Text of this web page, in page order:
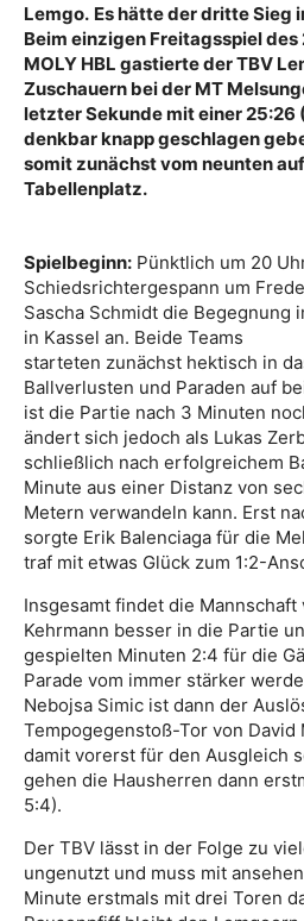
Lemgo. Es hätte der dritte Sieg
Beim einzigen Freitagsspiel des
MOLY HBL gastierte der TBV
Zuschauern bei der MT
letzter Sekunde mit einer 25:26
denkbar knapp geschlagen
somit zunächst vom neunten
Tabellenplatz.
Spielbeginn: Pünktlich um 20
Schiedsrichtergespann um
Sascha Schmidt die Begegnung
in Kassel an. Beide Teams
starteten zunächst hektisch in
Ballverlusten und Paraden auf
ist die Partie nach 3 Minuten
ändert sich jedoch als Lukas
schließlich nach erfolgreichem
Minute aus einer Distanz von
Metern verwandeln kann. Erst
sorgte Erik Balenciaga für die
traf mit etwas Glück zum 1:2-
Insgesamt findet die
Kehrmann besser in die Partie
gespielten Minuten 2:4 für die
Parade vom immer stärker
Nebojsa Simic ist dann der
Tempogegenstoß-Tor von David
damit vorerst für den Ausgleich
gehen die Hausherren dann
5:4).
Der TBV lässt in der Folge zu
ungenutzt und muss mit
Minute erstmals mit drei Toren